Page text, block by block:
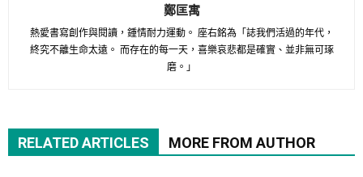
鄭匡寓
熱愛書寫創作與閱讀，鍾情耐力運動。 座右銘為「誌我們活過的年代，
終究不離生命太遠。 而存在的每一天，喜樂哀悲都是確實、並非無可琢
磨。」
RELATED ARTICLES MORE FROM AUTHOR